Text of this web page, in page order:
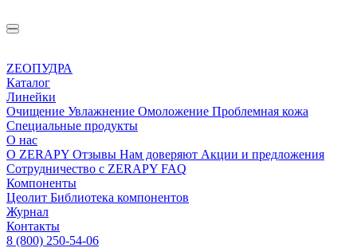
ZEOПУДРА
Каталог
Линейки
Очищение Увлажнение Омоложение Проблемная кожа
Специальные продукты
О нас
О ZERAPY Отзывы Нам доверяют Акции и предложения
Сотрудничество с ZERAPY FAQ
Компоненты
Цеолит Библиотека компонентов
Журнал
Контакты
8 (800) 250-54-06